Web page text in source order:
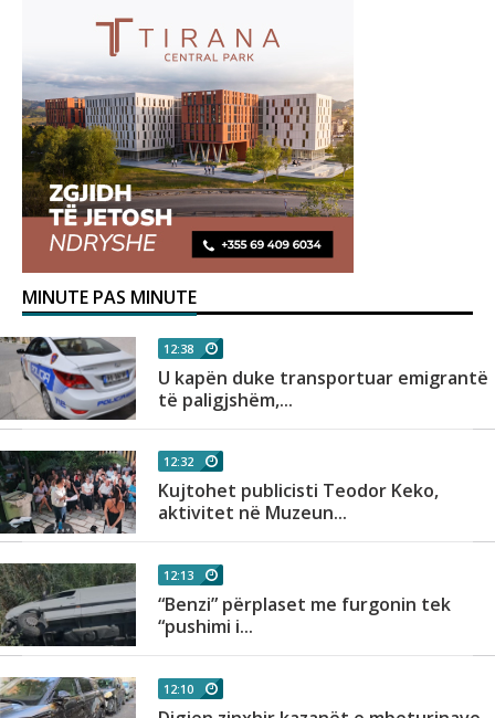
MINUTE PAS MINUTE
12:38
U kapën duke transportuar emigrantë
të paligjshëm,...
12:32
Kujtohet publicisti Teodor Keko,
aktivitet në Muzeun...
12:13
“Benzi” përplaset me furgonin tek
“pushimi i...
12:10